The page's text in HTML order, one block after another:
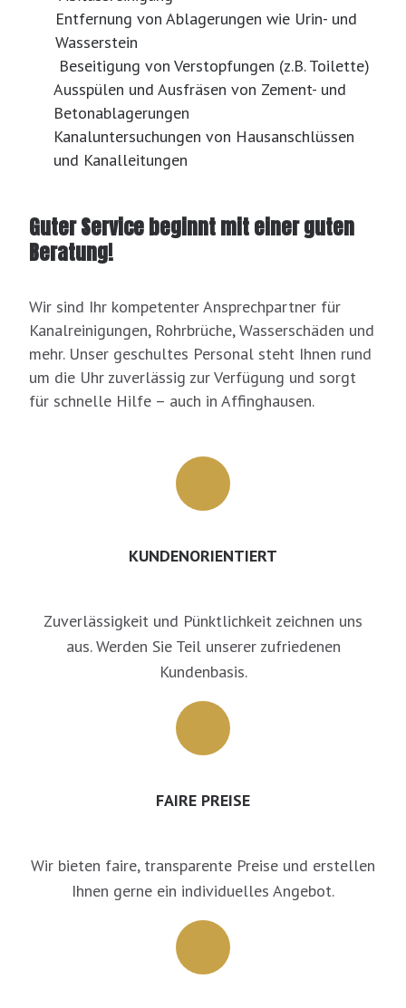
Entfernung von Ablagerungen wie Urin- und
Wasserstein
Beseitigung von Verstopfungen (z.B. Toilette)
Ausspülen und Ausfräsen von Zement- und
Betonablagerungen
Kanaluntersuchungen von Hausanschlüssen
und Kanalleitungen
Guter Service beginnt mit einer guten
Beratung!
Wir sind Ihr kompetenter Ansprechpartner für
Kanalreinigungen, Rohrbrüche, Wasserschäden und
mehr. Unser geschultes Personal steht Ihnen rund
um die Uhr zuverlässig zur Verfügung und sorgt
für schnelle Hilfe – auch in Affinghausen.
KUNDENORIENTIERT
Zuverlässigkeit und Pünktlichkeit zeichnen uns
aus. Werden Sie Teil unserer zufriedenen
Kundenbasis.
FAIRE PREISE
Wir bieten faire, transparente Preise und erstellen
Ihnen gerne ein individuelles Angebot.